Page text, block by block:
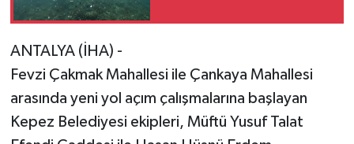
ANTALYA (İHA) -
Fevzi Çakmak Mahallesi ile Çankaya Mahallesi
arasında yeni yol açım çalışmalarına başlayan
Kepez Belediyesi ekipleri, Müftü Yusuf Talat